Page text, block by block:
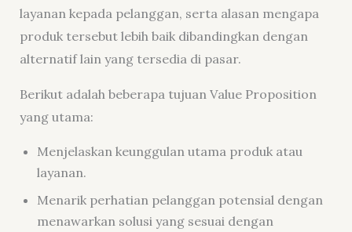
layanan kepada pelanggan, serta alasan mengapa
produk tersebut lebih baik dibandingkan dengan
alternatif lain yang tersedia di pasar.
Berikut adalah beberapa tujuan Value Proposition
yang utama:
Menjelaskan keunggulan utama produk atau
layanan.
Menarik perhatian pelanggan potensial dengan
menawarkan solusi yang sesuai dengan